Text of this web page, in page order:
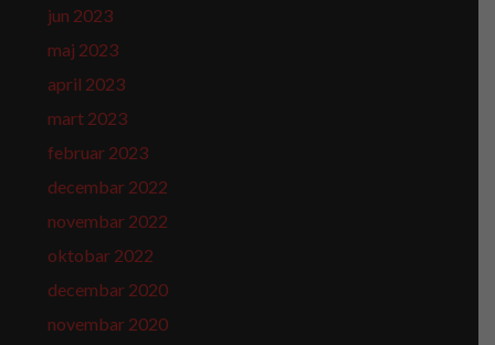
jun 2023
maj 2023
april 2023
mart 2023
februar 2023
decembar 2022
novembar 2022
oktobar 2022
decembar 2020
novembar 2020